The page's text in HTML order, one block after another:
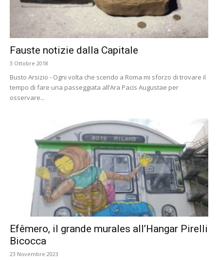
Fauste notizie dalla Capitale
3 Ottobre 2018
Busto Arsizio - Ogni volta che scendo a Roma mi sforzo di trovare il
tempo di fare una passeggiata all’Ara Pacis Augustae per
osservare...
Efêmero, il grande murales all’Hangar Pirelli
Bicocca
23 Novembre 2023